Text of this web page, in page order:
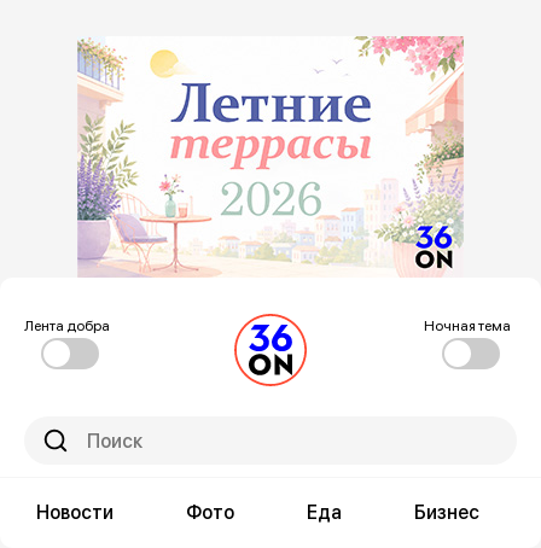
Лента добра Ночная тема
Новости Фото Еда Бизнес